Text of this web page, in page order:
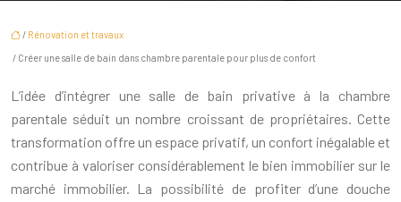
/ Rénovation et travaux
/ Créer une salle de bain dans chambre parentale pour plus de confort
L’idée d’intégrer une salle de bain privative à la chambre
parentale séduit un nombre croissant de propriétaires. Cette
transformation offre un espace privatif, un confort inégalable et
contribue à valoriser considérablement le bien immobilier sur le
marché immobilier. La possibilité de profiter d’une douche